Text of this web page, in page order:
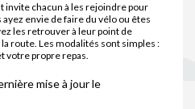
invite chacun à les rejoindre pour
envie de faire du vélo ou êtes
les retrouver à leur point de
route. Les modalités sont simples :
votre propre repas.
mise à jour le